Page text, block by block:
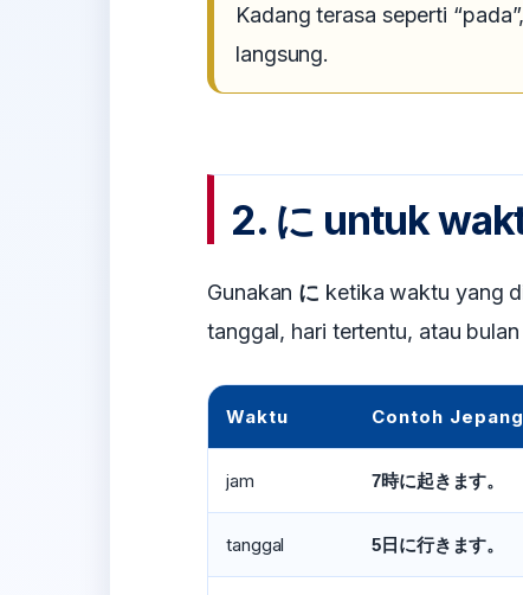
Kadang terasa seperti
langsung.
2. に untuk
Gunakan に ketika waktu yang
tanggal, hari tertentu, atau
Waktu Contoh Jepang
jam 7時に起きます。
tanggal 5日に行きます。